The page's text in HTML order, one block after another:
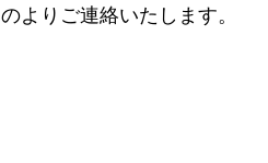
よりご連絡いたします。